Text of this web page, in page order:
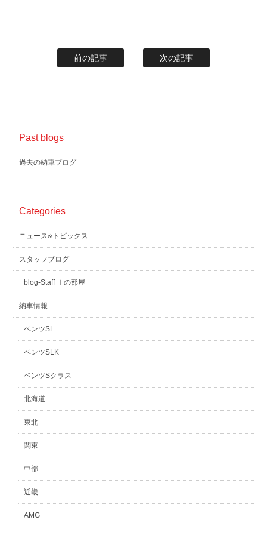
前の記事 次の記事
Past blogs
過去の納車ブログ
Categories
ニュース&トピックス
スタッフブログ
blog-Staff Ｉの部屋
納車情報
ベンツSL
ベンツSLK
ベンツSクラス
北海道
東北
関東
中部
近畿
AMG